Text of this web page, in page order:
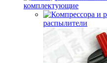
комплектующие
распылители